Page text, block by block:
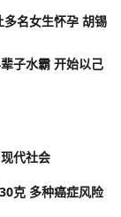
名女生怀孕 胡锡
子水霸 开始以己
代社会
克 多种癌症风险